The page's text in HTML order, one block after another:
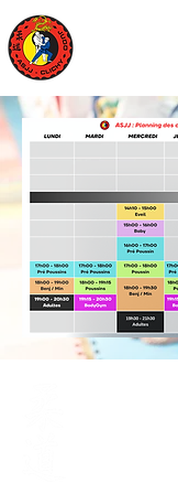
"L’objectif
pas la
mais la
valeur qu’on